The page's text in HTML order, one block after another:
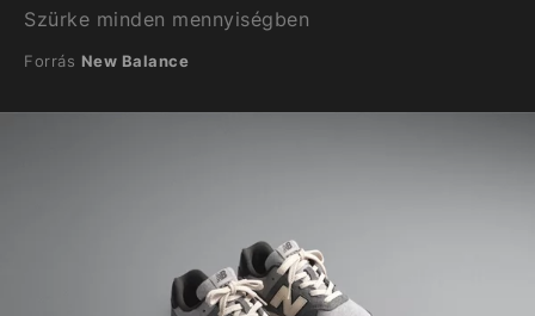
Szürke minden mennyiségben
Forrás New Balance